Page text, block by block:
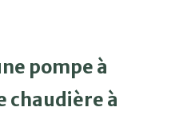
pompe à
chaudière à